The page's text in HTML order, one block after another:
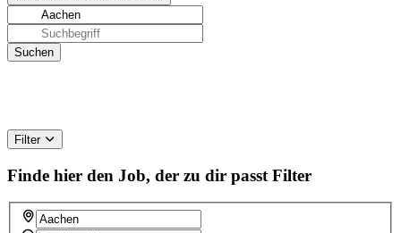
Filter
Finde hier den Job, der zu dir passt Filter